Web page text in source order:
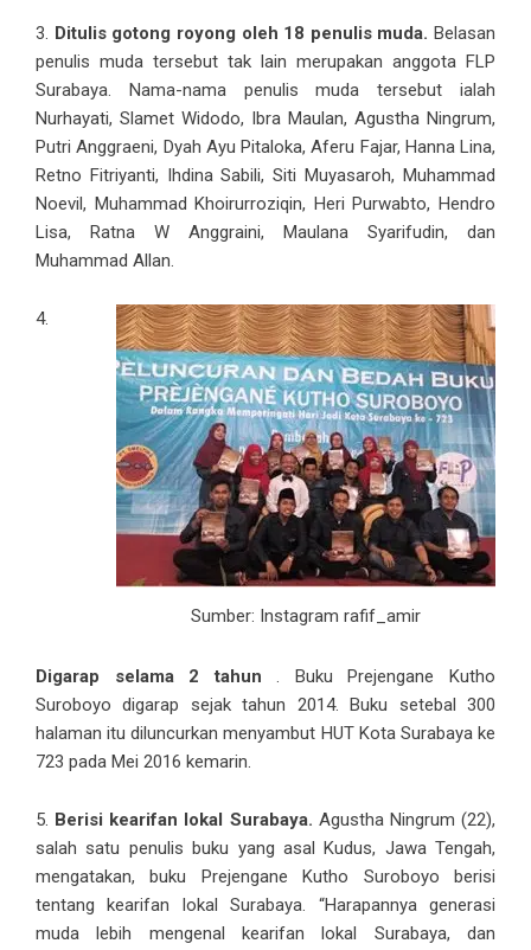
3. Ditulis gotong royong oleh 18 penulis muda. Belasan
penulis muda tersebut tak lain merupakan anggota FLP
Surabaya. Nama-nama penulis muda tersebut ialah
Nurhayati, Slamet Widodo, Ibra Maulan, Agustha Ningrum,
Putri Anggraeni, Dyah Ayu Pitaloka, Aferu Fajar, Hanna Lina,
Retno Fitriyanti, Ihdina Sabili, Siti Muyasaroh, Muhammad
Noevil, Muhammad Khoirurroziqin, Heri Purwabto, Hendro
Lisa, Ratna W Anggraini, Maulana Syarifudin, dan
Muhammad Allan.
Sumber: Instagram rafif_amir
4.
Digarap selama 2 tahun . Buku Prejengane Kutho
Suroboyo digarap sejak tahun 2014. Buku setebal 300
halaman itu diluncurkan menyambut HUT Kota Surabaya ke
723 pada Mei 2016 kemarin.
5. Berisi kearifan lokal Surabaya. Agustha Ningrum (22),
salah satu penulis buku yang asal Kudus, Jawa Tengah,
mengatakan, buku Prejengane Kutho Suroboyo berisi
tentang kearifan lokal Surabaya. “Harapannya generasi
muda lebih mengenal kearifan lokal Surabaya, dan